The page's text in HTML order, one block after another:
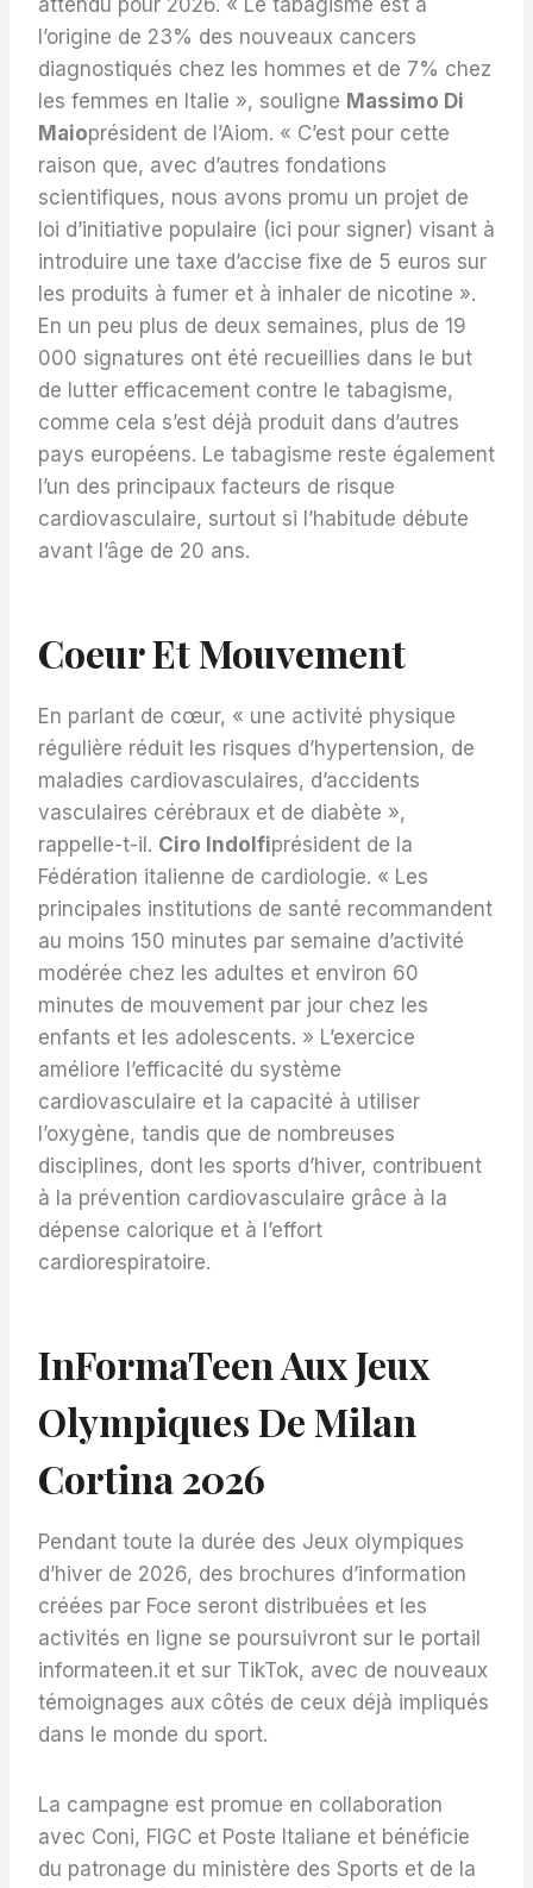
attendu pour 2026. « Le tabagisme est à
l’origine de 23% des nouveaux cancers
diagnostiqués chez les hommes et de 7% chez
les femmes en Italie », souligne Massimo Di
Maioprésident de l’Aiom. « C’est pour cette
raison que, avec d’autres fondations
scientifiques, nous avons promu un projet de
loi d’initiative populaire (ici pour signer) visant à
introduire une taxe d’accise fixe de 5 euros sur
les produits à fumer et à inhaler de nicotine ».
En un peu plus de deux semaines, plus de 19
000 signatures ont été recueillies dans le but
de lutter efficacement contre le tabagisme,
comme cela s’est déjà produit dans d’autres
pays européens. Le tabagisme reste également
l’un des principaux facteurs de risque
cardiovasculaire, surtout si l’habitude débute
avant l’âge de 20 ans.
Coeur Et Mouvement
En parlant de cœur, « une activité physique
régulière réduit les risques d’hypertension, de
maladies cardiovasculaires, d’accidents
vasculaires cérébraux et de diabète »,
rappelle-t-il. Ciro Indolfiprésident de la
Fédération italienne de cardiologie. « Les
principales institutions de santé recommandent
au moins 150 minutes par semaine d’activité
modérée chez les adultes et environ 60
minutes de mouvement par jour chez les
enfants et les adolescents. » L’exercice
améliore l’efficacité du système
cardiovasculaire et la capacité à utiliser
l’oxygène, tandis que de nombreuses
disciplines, dont les sports d’hiver, contribuent
à la prévention cardiovasculaire grâce à la
dépense calorique et à l’effort
cardiorespiratoire.
InFormaTeen Aux Jeux
Olympiques De Milan
Cortina 2026
Pendant toute la durée des Jeux olympiques
d’hiver de 2026, des brochures d’information
créées par Foce seront distribuées et les
activités en ligne se poursuivront sur le portail
informateen.it et sur TikTok, avec de nouveaux
témoignages aux côtés de ceux déjà impliqués
dans le monde du sport.
La campagne est promue en collaboration
avec Coni, FIGC et Poste Italiane et bénéficie
du patronage du ministère des Sports et de la